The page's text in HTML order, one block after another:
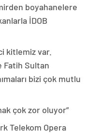
boyahanelere
İDOB
kitlemiz var.
Fatih Sultan
bizi çok mutlu
çok zor oluyor”
Telekom Opera